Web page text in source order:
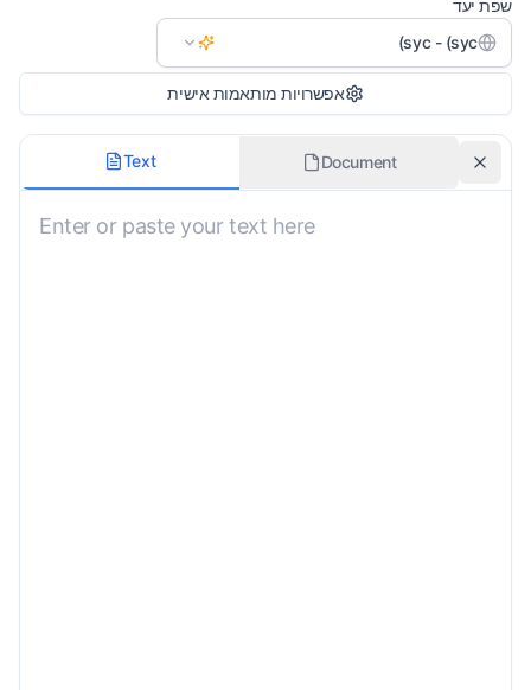
שפת יעד
syc - (syc)
אפשרויות מותאמות אישית
דיאלקט
סורית קלאסית
Text Document